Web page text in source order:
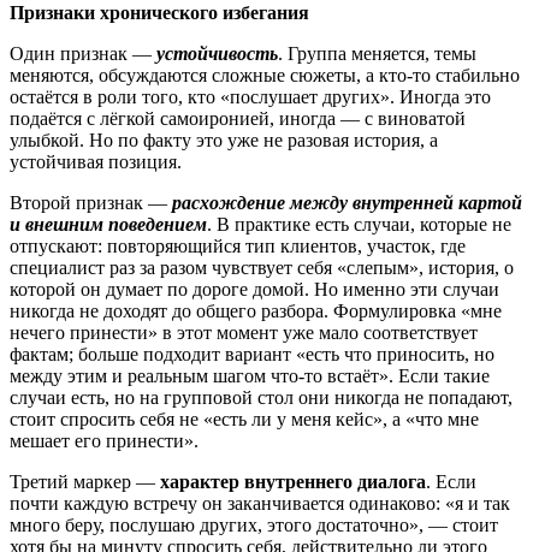
Признаки хронического избегания
Один признак — устойчивость. Группа меняется, темы
меняются, обсуждаются сложные сюжеты, а кто-то стабильно
остаётся в роли того, кто «послушает других». Иногда это
подаётся с лёгкой самоиронией, иногда — с виноватой
улыбкой. Но по факту это уже не разовая история, а
устойчивая позиция.
Второй признак — расхождение между внутренней картой
и внешним поведением. В практике есть случаи, которые не
отпускают: повторяющийся тип клиентов, участок, где
специалист раз за разом чувствует себя «слепым», история, о
которой он думает по дороге домой. Но именно эти случаи
никогда не доходят до общего разбора. Формулировка «мне
нечего принести» в этот момент уже мало соответствует
фактам; больше подходит вариант «есть что приносить, но
между этим и реальным шагом что-то встаёт». Если такие
случаи есть, но на групповой стол они никогда не попадают,
стоит спросить себя не «есть ли у меня кейс», а «что мне
мешает его принести».
Третий маркер — характер внутреннего диалога. Если
почти каждую встречу он заканчивается одинаково: «я и так
много беру, послушаю других, этого достаточно», — стоит
хотя бы на минуту спросить себя, действительно ли этого